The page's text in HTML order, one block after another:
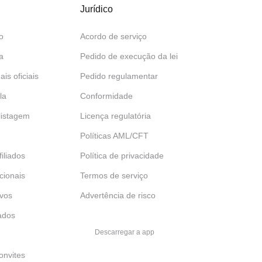
oficiais
Jurídico
Acordo de serviço
Pedido de execução da lei
Pedido regulamentar
Conformidade
Licença regulatória
Políticas AML/CFT
Política de privacidade
Termos de serviço
Advertência de risco
Descarregar a app